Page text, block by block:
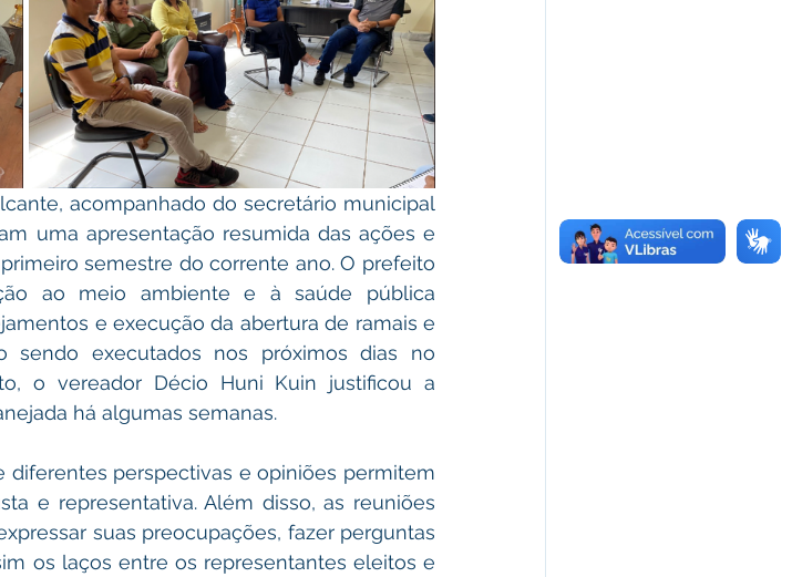
acompanhado do secretário municipal
uma apresentação resumida das ações e
semestre do corrente ano. O prefeito
ao meio ambiente e à saúde pública
e execução da abertura de ramais e
sendo executados nos próximos dias no
o vereador Décio Huni Kuin justificou a
há algumas semanas.
diferentes perspectivas e opiniões permitem
e representativa. Além disso, as reuniões
suas preocupações, fazer perguntas
os laços entre os representantes eleitos e